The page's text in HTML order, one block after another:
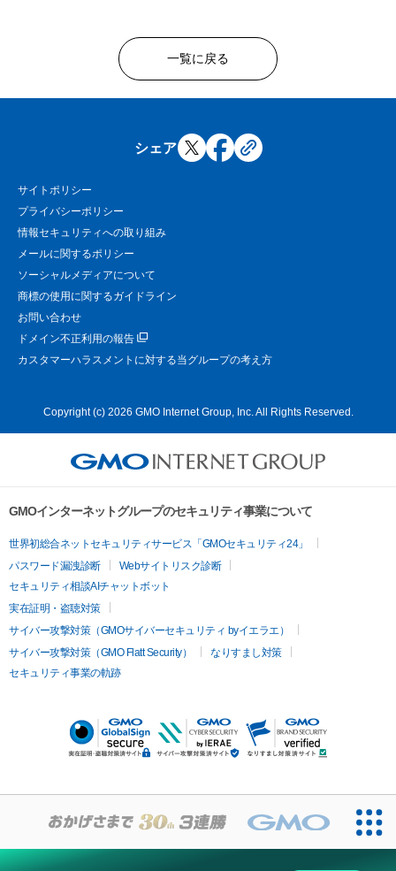
一覧に戻る
シェア
サイトポリシー
プライバシーポリシー
情報セキュリティへの取り組み
メールに関するポリシー
ソーシャルメディアについて
商標の使用に関するガイドライン
お問い合わせ
ドメイン不正利用の報告
カスタマーハラスメントに対する当グループの考え方
Copyright (c) 2026 GMO Internet Group, Inc. All Rights Reserved.
GMOインターネットグループのセキュリティ事業について
世界初総合ネットセキュリティサービス「GMOセキュリティ24」
パスワード漏洩診断
Webサイトリスク診断
セキュリティ相談AIチャットボット
実在証明・盗聴対策
サイバー攻撃対策（GMOサイバーセキュリティ byイエラエ）
サイバー攻撃対策（GMO Flatt Security）
なりすまし対策
セキュリティ事業の軌跡